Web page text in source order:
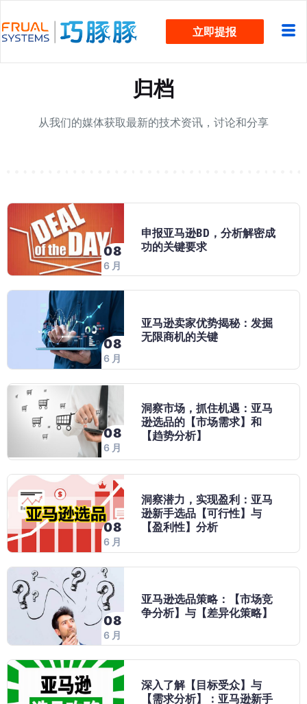
过
立即提报
归档
从我们的媒体获取最新的技术资讯，讨论和分享
08
6 月
申报亚马逊BD，分析解密成
功的关键要求
08
6 月
亚马逊卖家优势揭秘：发掘
无限商机的关键
08
6 月
洞察市场，抓住机遇：亚马
逊选品的【市场需求】和
【趋势分析】
08
6 月
洞察潜力，实现盈利：亚马
逊新手选品【可行性】与
【盈利性】分析
08
6 月
亚马逊选品策略：【市场竞
争分析】与【差异化策略】
深入了解【目标受众】与
【需求分析】：亚马逊新手